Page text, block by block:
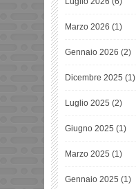
Marzo 2026 (1)
Gennaio 2026 (2)
Dicembre 2025 (1)
Luglio 2025 (2)
Giugno 2025 (1)
Marzo 2025 (1)
Gennaio 2025 (1)